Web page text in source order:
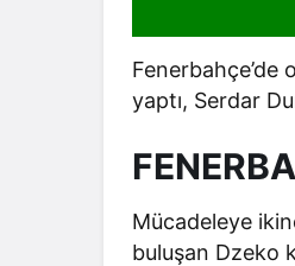
Fenerbahçe’de
yaptı, Serdar
Mücadeleye
buluşan Dzeko